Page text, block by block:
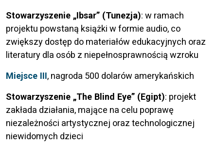
Stowarzyszenie „Ibsar” (Tunezja): w ramach
projektu powstaną książki w formie audio, co
zwiększy dostęp do materiałów edukacyjnych oraz
literatury dla osób z niepełnosprawnością wzroku
Miejsce III, nagroda 500 dolarów amerykańskich
Stowarzyszenie „The Blind Eye” (Egipt): projekt
zakłada działania, mające na celu poprawę
niezależności artystycznej oraz technologicznej
niewidomych dzieci